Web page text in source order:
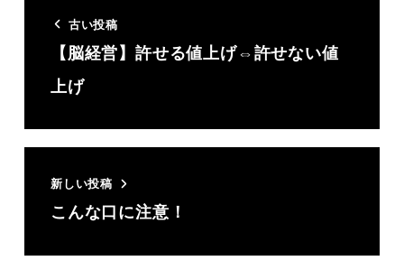
古い投稿
【脳経営】許せる値上げ⇔許せない値
上げ
新しい投稿
こんな口に注意！